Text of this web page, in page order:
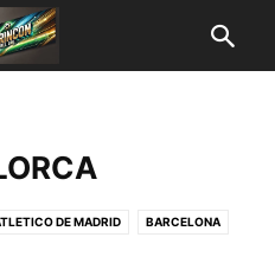
DE MADRID BARCELONA